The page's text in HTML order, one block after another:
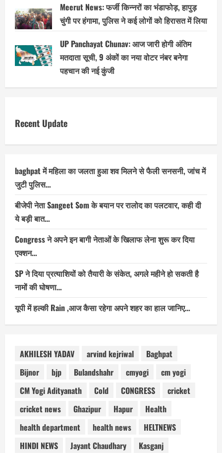
Meerut News: फर्जी किन्नरों का भंडाफोड़, हापुड़
चुंगी पर हंगामा, पुलिस ने कई लोगों को हिरासत में लिया
UP Panchayat Chunav: आज जारी होगी अंतिम
मतदाता सूची, 9 अंकों का नया वोटर नंबर बनेगा
पहचान की नई कुंजी
Recent Update
baghpat में महिला का जलता हुआ शव मिलने से फैली सनसनी, जांच में
जुटी पुलिस…
बीजेपी नेता Sangeet Som के बयान पर रालोद का पलटवार, कही दी
ये बड़ी बात…
Congress ने अपने इन बागी नेताओं के खिलाफ लेना शुरू कर दिया
एक्शन…
SP ने दिया प्रत्याशियों को तैयारी के संकेत, अगले महीने हो सकती है
नामों की घोषणा…
यूपी में हल्की Rain ,आज कैसा रहेगा अपने शहर का हाल जानिए…
AKHILESH YADAV arvind kejriwal
Baghpat
Bijnor
bjp Bulandshahr cmyogi
cm yogi
CM Yogi Adityanath
Cold CONGRESS
cricket
cricket news
Ghazipur Hapur
Health
health department
health news
HELTNEWS
HINDI NEWS
Jayant Chaudhary
Kasganj